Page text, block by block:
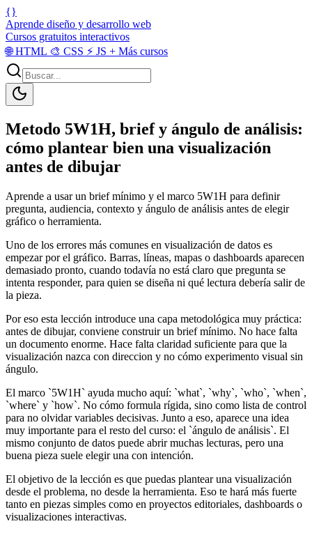
{}
Aprende diseño y desarrollo web
Cursos gratuitos interactivos
🌐HTML 🎨 CSS ⚡ JS + Más cursos
Metodo 5W1H, brief y ángulo de análisis:
cómo plantear bien una visualización
antes de dibujar
Aprende a usar un brief mínimo y el marco 5W1H para definir
pregunta, audiencia, contexto y ángulo de análisis antes de elegir
gráfico o herramienta.
Uno de los errores más comunes en visualización de datos es
empezar por el gráfico. Barras, líneas, mapas o dashboards aparecen
demasiado pronto, cuando todavía no está claro que pregunta se
intenta responder, para quien se diseña ni qué lectura debería salir de
la pieza.
Por eso esta lección introduce una capa metodológica muy práctica:
antes de dibujar, conviene construir un brief mínimo. No hace falta
un documento enorme. Hace falta claridad suficiente para que la
visualización nazca con direccion y no cómo experimento visual sin
ángulo.
El marco `5W1H` ayuda mucho aquí: `what`, `why`, `who`, `when`,
`where` y `how`. No cómo formula rígida, sino como lista de control
para no olvidar variables decisivas. Junto a eso, aparece una idea
muy importante para el resto del curso: el `ángulo de análisis`. El
mismo conjunto de datos puede abrir muchas lecturas, pero una
buena pieza suele elegir una con intención.
El objetivo de la lección es que puedas plantear una visualización
desde el problema, no desde la herramienta. Eso te hará más fuerte
tanto en piezas simples como en proyectos editoriales, dashboards o
visualizaciones interactivas.